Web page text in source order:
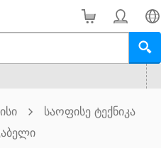
საოფისე ტექნიკა